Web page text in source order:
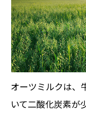
オーツミルクは、
いて二酸化炭素が